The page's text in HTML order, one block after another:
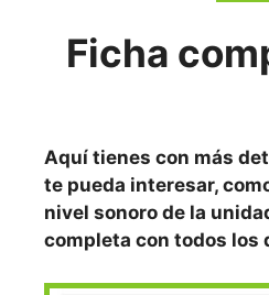
Ficha
Aquí tienes con más
te pueda interesar,
nivel sonoro de la
completa con todos los